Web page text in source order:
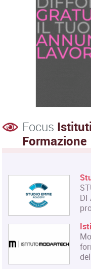
Focus
Formazione
DI